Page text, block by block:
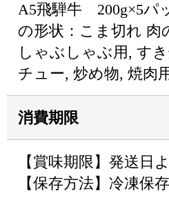
A5飛騨牛 200g×5パ
の形状：こま切れ 肉
しゃぶしゃぶ用, す
チュー, 炒め物, 焼肉
消費期限
【賞味期限】発送日
【保存方法】冷凍保存